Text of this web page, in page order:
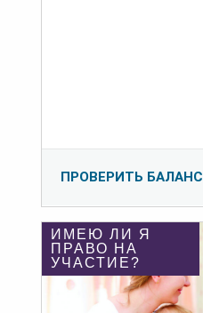
ПРОВЕРИТЬ БАЛАНС
ИМЕЮ ЛИ Я
ПРАВО НА
УЧАСТИЕ?